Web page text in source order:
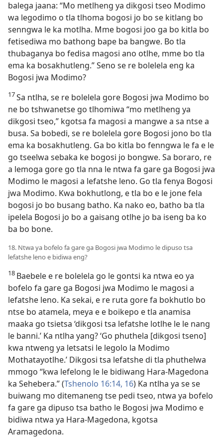
balega jaana: “Mo metlheng ya dikgosi tseo Modimo
wa legodimo o tla tlhoma bogosi jo bo se kitlang bo
senngwa le ka motlha. Mme bogosi joo ga bo kitla bo
fetisediwa mo bathong bape ba bangwe. Bo tla
thubaganya bo fedisa magosi ano otlhe, mme bo tla
ema ka bosakhutleng.” Seno se re bolelela eng ka
Bogosi jwa Modimo?
17Sa ntlha, se re bolelela gore Bogosi jwa Modimo bo
ne bo tshwanetse go tlhomiwa “mo metlheng ya
dikgosi tseo,” kgotsa fa magosi a mangwe a sa ntse a
busa. Sa bobedi, se re bolelela gore Bogosi jono bo tla
ema ka bosakhutleng. Ga bo kitla bo fenngwa le fa e le
go tseelwa sebaka ke bogosi jo bongwe. Sa boraro, re
a lemoga gore go tla nna le ntwa fa gare ga Bogosi jwa
Modimo le magosi a lefatshe leno. Go tla fenya Bogosi
jwa Modimo. Kwa bokhutlong, e tla bo e le jone fela
bogosi jo bo busang batho. Ka nako eo, batho ba tla
ipelela Bogosi jo bo a gaisang otlhe jo ba iseng ba ko
ba bo bone.
18. Ntwa ya bofelo fa gare ga Bogosi jwa Modimo le dipuso tsa
lefatshe leno e bidiwa eng?
18 Baebele e re bolelela go le gontsi ka ntwa eo ya
bofelo fa gare ga Bogosi jwa Modimo le magosi a
lefatshe leno. Ka sekai, e re ruta gore fa bokhutlo bo
ntse bo atamela, meya e e boikepo e tla anamisa
maaka go tsietsa ‘dikgosi tsa lefatshe lotlhe le le nang
le banni.’ Ka ntlha yang? ‘Go phuthela [dikgosi tseno]
kwa ntweng ya letsatsi le legolo la Modimo
Mothatayotlhe.’ Dikgosi tsa lefatshe di tla phuthelwa
mmogo “kwa lefelong le le bidiwang Hara-Magedona
ka Sehebera.” (Tshenolo 16:14, 16) Ka ntlha ya se se
buiwang mo ditemaneng tse pedi tseo, ntwa ya bofelo
fa gare ga dipuso tsa batho le Bogosi jwa Modimo e
bidiwa ntwa ya Hara-Magedona, kgotsa
Aramagedona.